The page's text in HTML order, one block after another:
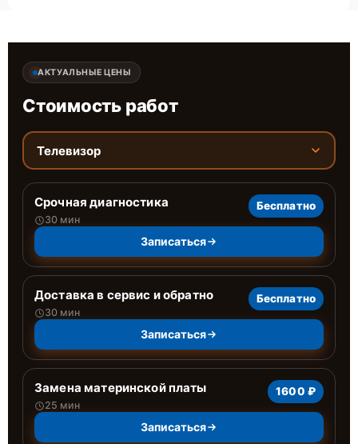
АКТУАЛЬНЫЕ ЦЕНЫ
Стоимость работ
Телевизор
Срочная диагностика
30 мин
Бесплатно
Записаться
Доставка в сервис и обратно
30 мин
Бесплатно
Записаться
Замена материнской платы
25 мин
1600 ₽
Записаться